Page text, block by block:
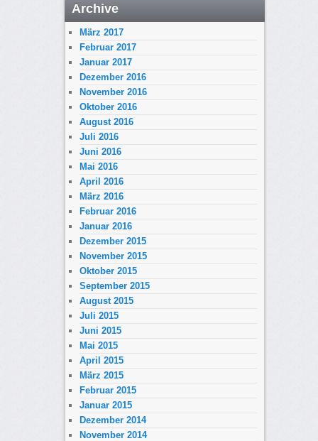
Archive
März 2017
Februar 2017
Januar 2017
Dezember 2016
November 2016
Oktober 2016
August 2016
Juli 2016
Juni 2016
Mai 2016
April 2016
März 2016
Februar 2016
Januar 2016
Dezember 2015
November 2015
Oktober 2015
September 2015
August 2015
Juli 2015
Juni 2015
Mai 2015
April 2015
März 2015
Februar 2015
Januar 2015
Dezember 2014
November 2014